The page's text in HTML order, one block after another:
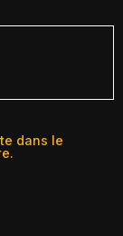
dans le